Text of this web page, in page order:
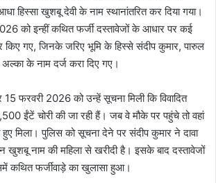
हिस्सा खुशबू देवी के नाम स्थानांतरित कर दिया गया।
को इन्हीं कथित फर्जी दस्तावेजों के आधार पर कई
किए गए, जिनके जरिए भूमि के हिस्से संदीप कुमार, पारुल
के नाम दर्ज करा दिए गए।
फरवरी 2026 को उन्हें सूचना मिली कि विवादित
ईंटें चोरी की जा रही हैं। जब वे मौके पर पहुंचे तो वहां
मिला। पुलिस को सूचना देने पर संदीप कुमार ने दावा
खुशबू नाम की महिला से खरीदी है। इसके बाद दस्तावेजों
कथित फर्जीवाड़े का खुलासा हुआ।